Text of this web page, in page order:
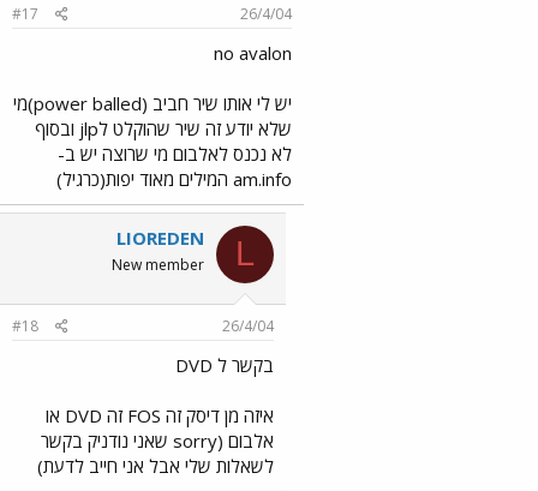
26/4/04
#17
no avalon
יש לי אותו שיר חביב (power balled)מי
שלא יודע זה שיר שהוקלט לjlp ובסוף
לא נכנס לאלבום מי שרוצה יש ב-
am.info המילים מאוד יפות(כרגיל)
L
LIOREDEN
New member
26/4/04
#18
בקשר ל DVD
איזה מן דיסק זה FOS זה DVD או
אלבום (sorry שאני נודניק בקשר
לשאלות שלי אבל אני חייב לדעת)